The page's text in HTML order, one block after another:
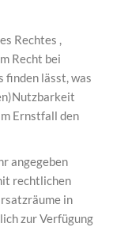
Rechtes ,
Recht bei
finden lässt, was
Ernstfall den
angegeben
rechtlichen
in
zur Verfügung